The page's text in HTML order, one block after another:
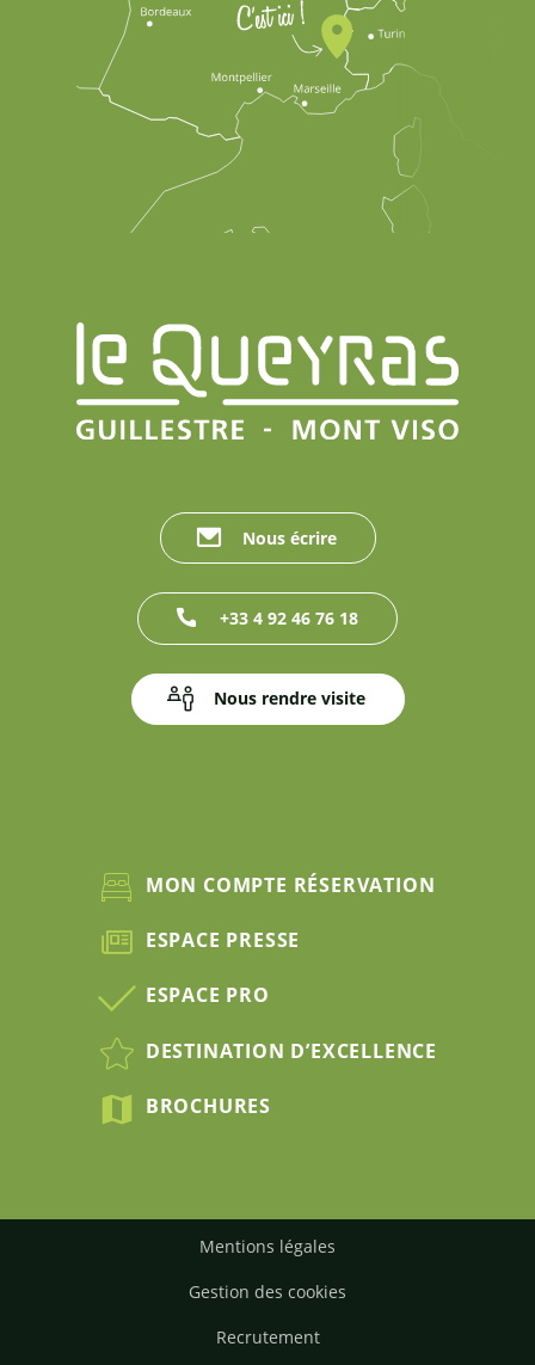
Nous écrire
+33 4 92 46 76 18
Nous rendre visite
MON COMPTE RÉSERVATION
ESPACE PRESSE
ESPACE PRO
DESTINATION D’EXCELLENCE
BROCHURES
Mentions légales
Gestion des cookies
Recrutement